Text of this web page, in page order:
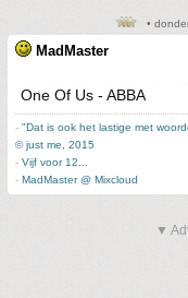
•
MadMaster
One Of Us - ABBA
- "Dat is ook het lastige met
© just me, 2015
- Vijf voor 12...
- MadMaster @ Mixcloud
▼